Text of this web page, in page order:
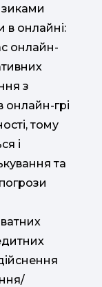
в онлайні:
онлайн-
з
онлайн-грі
тому
і
та